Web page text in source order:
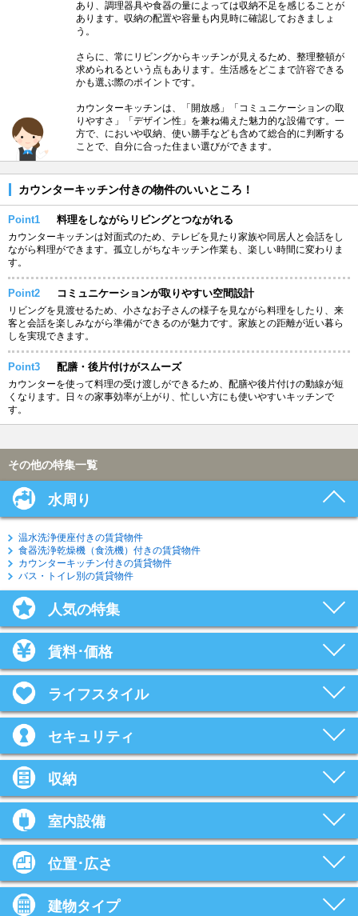
あり、調理器具や食器の量によっては収納不足を感じることが
あります。収納の配置や容量も内見時に確認しておきましょ
う。
さらに、常にリビングからキッチンが見えるため、整理整頓が
求められるという点もあります。生活感をどこまで許容できる
かも選ぶ際のポイントです。
カウンターキッチンは、「開放感」「コミュニケーションの取
りやすさ」「デザイン性」を兼ね備えた魅力的な設備です。一
方で、においや収納、使い勝手なども含めて総合的に判断する
ことで、自分に合った住まい選びができます。
カウンターキッチン付きの物件のいいところ！
Point1 料理をしながらリビングとつながれる
カウンターキッチンは対面式のため、テレビを見たり家族や同居人と会話をし
ながら料理ができます。孤立しがちなキッチン作業も、楽しい時間に変わりま
す。
Point2 コミュニケーションが取りやすい空間設計
リビングを見渡せるため、小さなお子さんの様子を見ながら料理をしたり、来
客と会話を楽しみながら準備ができるのが魅力です。家族との距離が近い暮ら
しを実現できます。
Point3 配膳・後片付けがスムーズ
カウンターを使って料理の受け渡しができるため、配膳や後片付けの動線が短
くなります。日々の家事効率が上がり、忙しい方にも使いやすいキッチンで
す。
その他の特集一覧
水周り
温水洗浄便座付きの賃貸物件
食器洗浄乾燥機（食洗機）付きの賃貸物件
カウンターキッチン付きの賃貸物件
バス・トイレ別の賃貸物件
人気の特集
賃料･価格
ライフスタイル
セキュリティ
収納
室内設備
位置･広さ
建物タイプ